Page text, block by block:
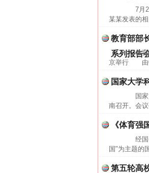
7月26
某某发表的
教育部部
系列报告
教育部
京举行 由中
国家大学
国家大
南召开。会
《体育强
经国务
国"为主题的
第五轮高